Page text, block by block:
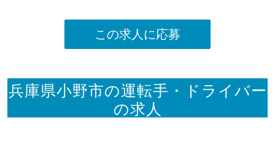
この求人に応募
兵庫県小野市の運転手・ドライバー
の求人